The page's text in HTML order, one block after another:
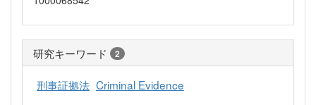
研究キーワード 2
刑事証拠法 Criminal Evidence